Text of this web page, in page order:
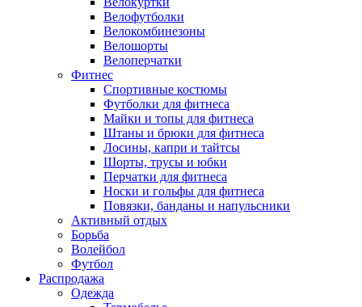
Велофутболки
Велокомбинезоны
Велошорты
Велоперчатки
Фитнес
Спортивные костюмы
Футболки для фитнеса
Майки и топы для фитнеса
Штаны и брюки для фитнеса
Лосины, капри и тайтсы
Шорты, трусы и юбки
Перчатки для фитнеса
Носки и гольфы для фитнеса
Повязки, банданы и напульсники
Активный отдых
Борьба
Волейбол
Футбол
Распродажа
Одежда